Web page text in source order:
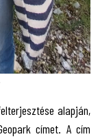
alapján,
címet. A cím